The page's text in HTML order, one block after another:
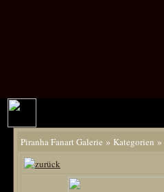
Piranha Fanart Galerie » Kategorien »